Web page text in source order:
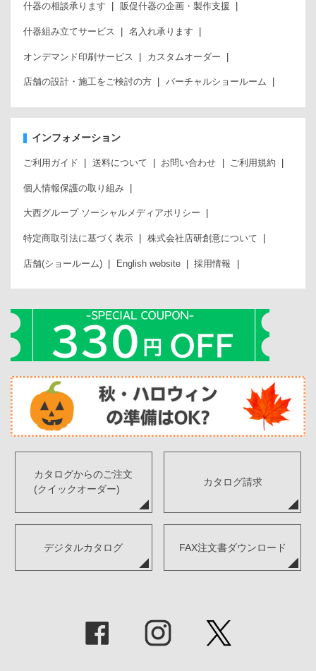
什器の相談承ります 販促什器の企画・製作支援
什器組み立てサービス 名入れ承ります
オンデマンド印刷サービス カスタムオーダー
店舗の設計・施工をご検討の方 バーチャルショールーム
インフォメーション
ご利用ガイド 送料について お問い合わせ ご利用規約
個人情報保護の取り組み
大西グループ ソーシャルメディアポリシー
特定商取引法に基づく表示 株式会社店研創意について
店舗(ショールーム) English website 採用情報
カタログからのご注文
(クイックオーダー)
カタログ請求
デジタルカタログ FAX注文書ダウンロード